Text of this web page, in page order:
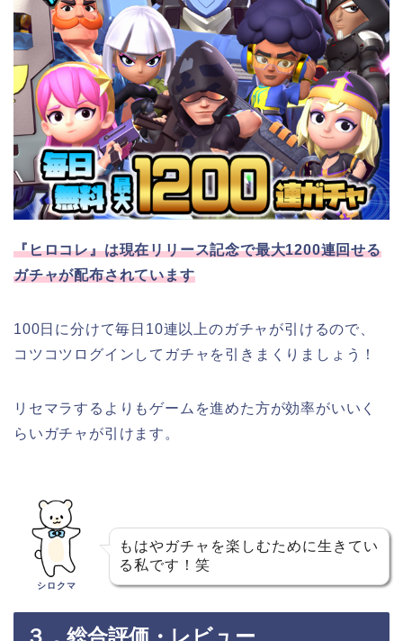
『ヒロコレ』は現在リリース記念で最大1200連回せる
ガチャが配布されています
100日に分けて毎日10連以上のガチャが引けるので、
コツコツログインしてガチャを引きまくりましょう！
リセマラするよりもゲームを進めた方が効率がいいく
らいガチャが引けます。
シロクマ
もはやガチャを楽しむために生きてい
る私です！笑